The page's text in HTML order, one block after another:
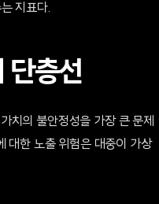
지표다.
단층선
치의 불안정성을 가장 큰 문제
대한 노출 위험은 대중이 가상